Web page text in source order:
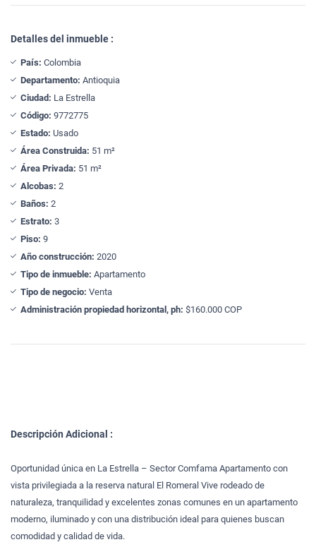
Detalles del inmueble :
País: Colombia
Departamento: Antioquia
Ciudad: La Estrella
Código: 9772775
Estado: Usado
Área Construida: 51 m²
Área Privada: 51 m²
Alcobas: 2
Baños: 2
Estrato: 3
Piso: 9
Año construcción: 2020
Tipo de inmueble: Apartamento
Tipo de negocio: Venta
Administración propiedad horizontal, ph: $160.000 COP
Descripción Adicional :
Oportunidad única en La Estrella – Sector Comfama Apartamento con
vista privilegiada a la reserva natural El Romeral Vive rodeado de
naturaleza, tranquilidad y excelentes zonas comunes en un apartamento
moderno, iluminado y con una distribución ideal para quienes buscan
comodidad y calidad de vida.